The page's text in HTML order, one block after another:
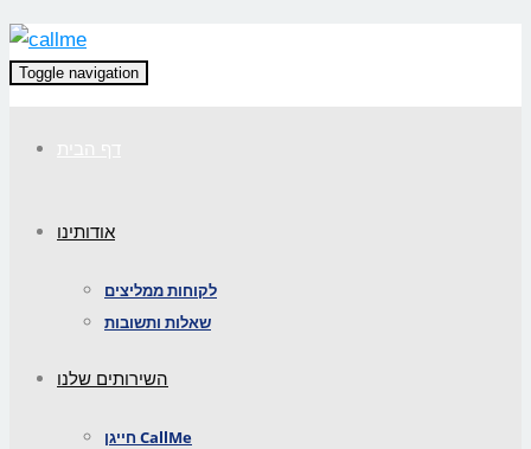
Toggle navigation
אודותינו
לקוחות ממליצים
שאלות ותשובות
השירותים שלנו
חייגן CallMe